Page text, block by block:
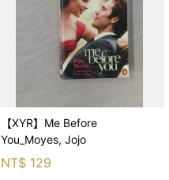
【XYR】Me Before
You_Moyes, Jojo
NT$ 129